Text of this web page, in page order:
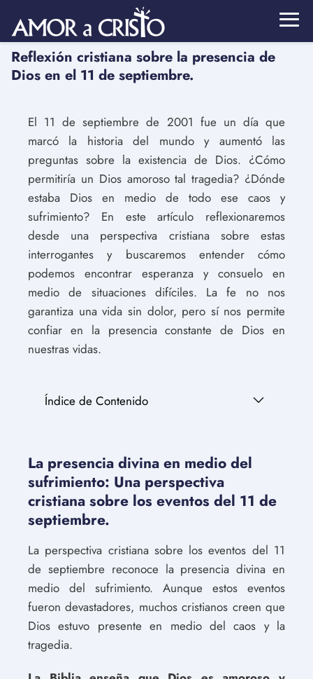
Reflexión cristiana sobre la presencia de
Dios en el 11 de septiembre.
El 11 de septiembre de 2001 fue un día que
marcó la historia del mundo y aumentó las
preguntas sobre la existencia de Dios. ¿Cómo
permitiría un Dios amoroso tal tragedia? ¿Dónde
estaba Dios en medio de todo ese caos y
sufrimiento? En este artículo reflexionaremos
desde una perspectiva cristiana sobre estas
interrogantes y buscaremos entender cómo
podemos encontrar esperanza y consuelo en
medio de situaciones difíciles. La fe no nos
garantiza una vida sin dolor, pero sí nos permite
confiar en la presencia constante de Dios en
nuestras vidas.
Índice de Contenido
La presencia divina en medio del
sufrimiento: Una perspectiva
cristiana sobre los eventos del 11 de
septiembre.
La perspectiva cristiana sobre los eventos del 11
de septiembre reconoce la presencia divina en
medio del sufrimiento. Aunque estos eventos
fueron devastadores, muchos cristianos creen que
Dios estuvo presente en medio del caos y la
tragedia.